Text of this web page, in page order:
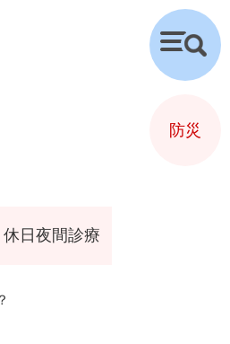
休日夜間診療
検
索
防災